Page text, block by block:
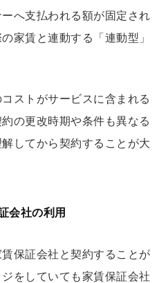
へ支払われる額が固定され
家賃と連動する「連動型」
ストがサービスに含まれる
の更改時期や条件も異なる
してから契約することが大
会社の利用
保証会社と契約することが
をしていても家賃保証会社